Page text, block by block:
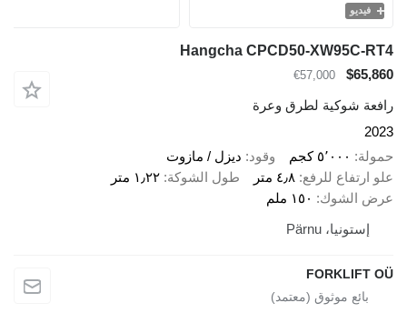
فيديو
Hangcha CPCD50-XW95C-RT4
$65,860
€57,000
رافعة شوكية لطرق وعرة
2023
حمولة
٥٬٠٠٠ كجم وقود ديزل / مازوت
علو ارتفاع للرفع ٤٫٨ متر طول الشوكة ١٫٢٢ متر
عرض الشوك
١٥٠ ملم
إستونيا، Pärnu
FORKLIFT OÜ